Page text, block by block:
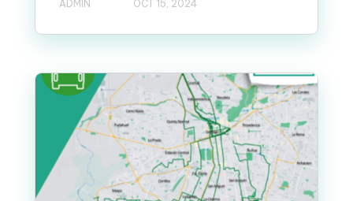
ADMIN OCT 15, 2024